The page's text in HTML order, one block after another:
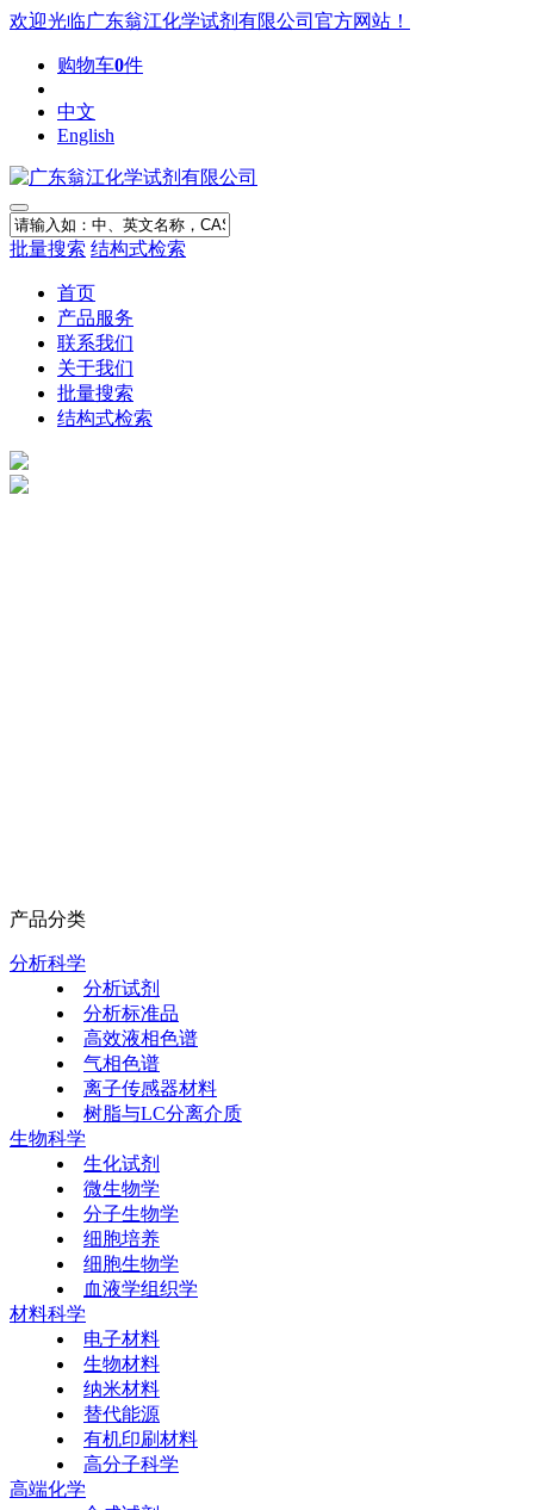
欢迎光临广东翁江化学试剂有限公司官方网站！
购物车0件
中文
English
批量搜索 结构式检索
首页
产品服务
联系我们
关于我们
批量搜索
结构式检索
产品分类
分析科学
分析试剂
分析标准品
高效液相色谱
气相色谱
离子传感器材料
树脂与LC分离介质
生物科学
生化试剂
微生物学
分子生物学
细胞培养
细胞生物学
血液学组织学
材料科学
电子材料
生物材料
纳米材料
替代能源
有机印刷材料
高分子科学
高端化学